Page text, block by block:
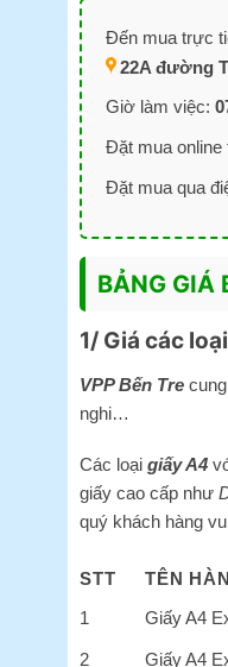
Đến mua trực
22A đường
Giờ làm việc:
Đặt mua online
Đặt mua qua
BẢNG GIÁ
1/ Giá các
VPP Bến Tre
nghi…
Các loại giấy A4
giấy cao cấp như
quý khách hàng
STT TÊN
1
Giấy A4
2 Giấy A4